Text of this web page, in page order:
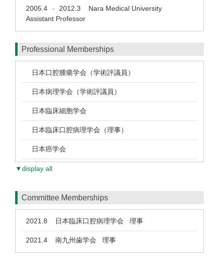
2005.4 - 2012.3 Nara Medical University
Assistant Professor
Professional Memberships
日本口腔腫瘍学会（学術評議員）
日本病理学会（学術評議員）
日本臨床細胞学会
日本臨床口腔病理学会（理事）
日本癌学会
▼display all
Committee Memberships
2021.8 日本臨床口腔病理学会 理事
2021.4 南九州歯学会 理事